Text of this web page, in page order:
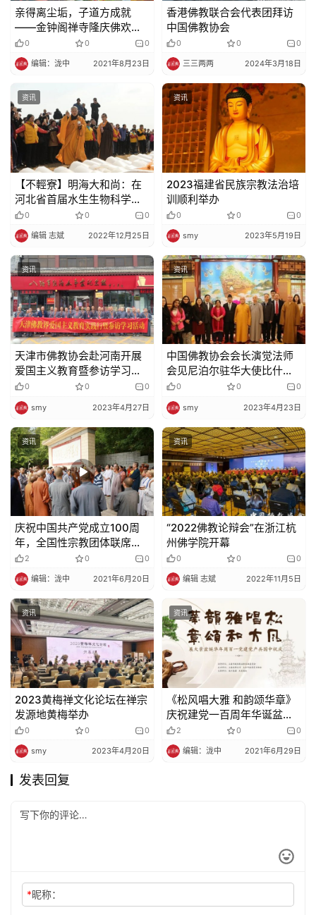
亲得离尘垢，子道方成就
——金钟阁禅寺隆庆佛欢喜
日0 0 0
编辑：泷中 2021年8月23日
香港佛教联合会代表团拜访
中国佛教协会
0 0 0
三三两两 2024年3月18日
资讯
【不輕寮】明海大和尚：在
河北省首届水生生物科学放
生公益活动上的讲话
0 0 0
编辑 志斌 2022年12月25日
资讯
2023福建省民族宗教法治培
训顺利举办
0 0 0
smy 2023年5月19日
资讯
天津市佛教协会赴河南开展
爱国主义教育暨参访学习活
动0 0 0
smy 2023年4月27日
资讯
中国佛教协会会长演觉法师
会见尼泊尔驻华大使比什努·
施雷斯塔一行
0 0 0
smy 2023年4月23日
资讯
庆祝中国共产党成立100周
年，全国性宗教团体联席会
议召开第十六次会议
2 0 0
编辑：泷中 2021年6月20日
资讯
“2022佛教论辩会”在浙江杭
州佛学院开幕
0 0 0
编辑 志斌 2022年11月5日
资讯
2023黄梅禅文化论坛在禅宗
发源地黄梅举办
0 0 0
smy 2023年4月20日
资讯
《松风唱大雅 和韵颂华章》
庆祝建党一百周年华诞盆景
大展在上海龙华古寺开幕
2 0 0
编辑：泷中 2021年6月29日
发表回复
*昵称：